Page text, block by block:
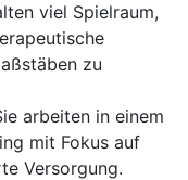
viel Spielraum,
zu
arbeiten in einem
mit Fokus auf
Versorgung.